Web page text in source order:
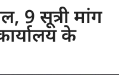
9 सूत्री मांग
के